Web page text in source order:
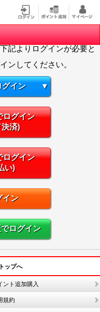
記よりログインが必要と
ンしてください。
イン ▼
ログイン
済)
ログイン
い)
イン
ログイン
ップへ
ント追加購入
規約